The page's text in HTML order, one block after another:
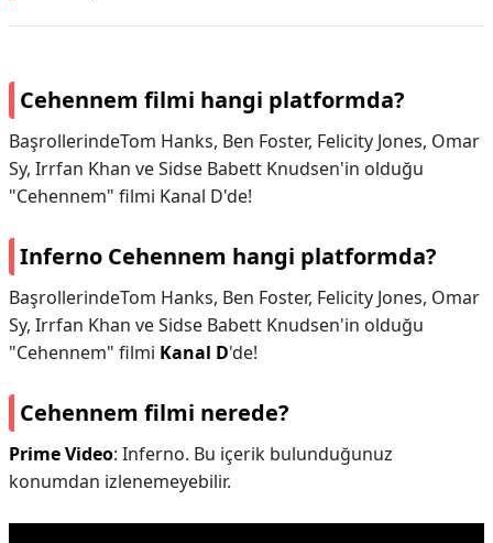
Cehennem filmi hangi platformda?
BaşrollerindeTom Hanks, Ben Foster, Felicity Jones, Omar
Sy, Irrfan Khan ve Sidse Babett Knudsen'in olduğu
"Cehennem" filmi Kanal D'de!
Inferno Cehennem hangi platformda?
BaşrollerindeTom Hanks, Ben Foster, Felicity Jones, Omar
Sy, Irrfan Khan ve Sidse Babett Knudsen'in olduğu
"Cehennem" filmi Kanal D'de!
Cehennem filmi nerede?
Prime Video: Inferno. Bu içerik bulunduğunuz
konumdan izlenemeyebilir.